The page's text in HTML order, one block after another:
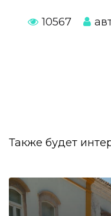
10567
Также будет